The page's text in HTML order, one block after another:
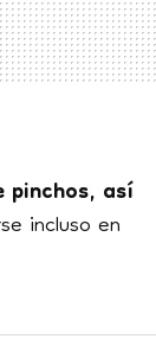
pinchos, así
incluso en